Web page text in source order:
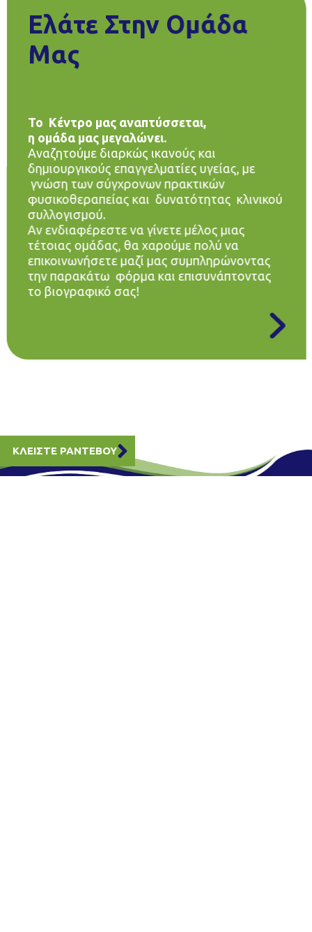
ΚΛΕΙΣΤΕ ΡΑΝΤΕΒΟΥ
Ελάτε Στην Ομάδα
Μας
Το Κέντρο μας αναπτύσσεται,
η ομάδα μας μεγαλώνει.
Αναζητούμε διαρκώς ικανούς και
δημιουργικούς επαγγελματίες υγείας, με
γνώση των σύγχρονων πρακτικών
φυσικοθεραπείας και δυνατότητας κλινικού
συλλογισμού.
Αν ενδιαφέρεστε να γίνετε μέλος μιας
τέτοιας ομάδας, θα χαρούμε πολύ να
επικοινωνήσετε μαζί μας συμπληρώνοντας
την παρακάτω φόρμα και επισυνάπτοντας
το βιογραφικό σας!